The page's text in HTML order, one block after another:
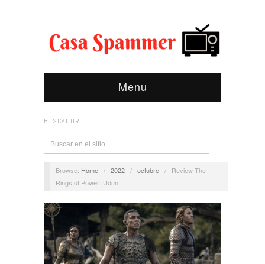
Menu
BUSCADOR
Browse: Home / 2022 / octubre /
Review The
Rings of Power: Udûn